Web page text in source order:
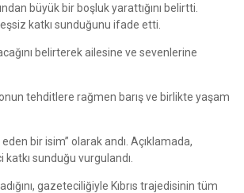
büyük bir boşluk yarattığını belirtti.
eşsiz katkı sunduğunu ifade etti.
belirterek ailesine ve sevenlerine
onun tehditlere rağmen barış ve birlikte yaşam
eden bir isim” olarak andı. Açıklamada,
katkı sunduğu vurgulandı.
gazeteciliğiyle Kıbrıs trajedisinin tüm